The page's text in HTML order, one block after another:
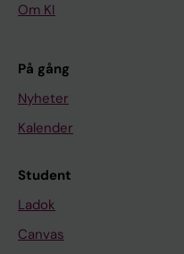
Om KI
På gång
Nyheter
Kalender
Student
Ladok
Canvas